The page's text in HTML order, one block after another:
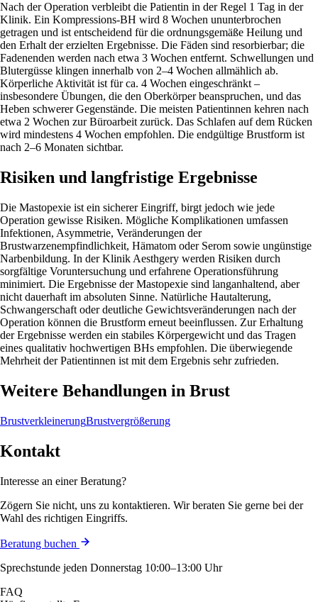
Nach der Operation verbleibt die Patientin in der Regel 1 Tag in der
Klinik. Ein Kompressions-BH wird 8 Wochen ununterbrochen
getragen und ist entscheidend für die ordnungsgemäße Heilung und
den Erhalt der erzielten Ergebnisse. Die Fäden sind resorbierbar; die
Fadenenden werden nach etwa 3 Wochen entfernt. Schwellungen und
Blutergüsse klingen innerhalb von 2–4 Wochen allmählich ab.
Körperliche Aktivität ist für ca. 4 Wochen eingeschränkt –
insbesondere Übungen, die den Oberkörper beanspruchen, und das
Heben schwerer Gegenstände. Die meisten Patientinnen kehren nach
etwa 2 Wochen zur Büroarbeit zurück. Das Schlafen auf dem Rücken
wird mindestens 4 Wochen empfohlen. Die endgültige Brustform ist
nach 2–6 Monaten sichtbar.
Risiken und langfristige Ergebnisse
Die Mastopexie ist ein sicherer Eingriff, birgt jedoch wie jede
Operation gewisse Risiken. Mögliche Komplikationen umfassen
Infektionen, Asymmetrie, Veränderungen der
Brustwarzenempfindlichkeit, Hämatom oder Serom sowie ungünstige
Narbenbildung. In der Klinik Aesthgery werden Risiken durch
sorgfältige Voruntersuchung und erfahrene Operationsführung
minimiert. Die Ergebnisse der Mastopexie sind langanhaltend, aber
nicht dauerhaft im absoluten Sinne. Natürliche Hautalterung,
Schwangerschaft oder deutliche Gewichtsveränderungen nach der
Operation können die Brustform erneut beeinflussen. Zur Erhaltung
der Ergebnisse werden ein stabiles Körpergewicht und das Tragen
eines qualitativ hochwertigen BHs empfohlen. Die überwiegende
Mehrheit der Patientinnen ist mit dem Ergebnis sehr zufrieden.
Weitere Behandlungen in Brust
BrustverkleinerungBrustvergrößerung
Kontakt
Interesse an einer Beratung?
Zögern Sie nicht, uns zu kontaktieren. Wir beraten Sie gerne bei der
Wahl des richtigen Eingriffs.
Beratung buchen
Sprechstunde jeden Donnerstag 10:00–13:00 Uhr
FAQ